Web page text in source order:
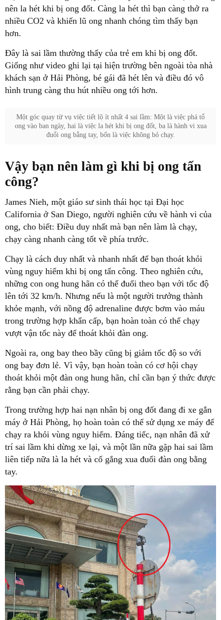
nên la hét khi bị ong đốt. Càng la hét thì bạn càng thở ra
nhiều CO2 và khiến lũ ong nhanh chóng tìm thấy bạn
hơn.
Đây là sai lầm thường thấy của trẻ em khi bị ong đốt.
Giống như video ghi lại tại hiện trường bên ngoài tòa nhà
khách sạn ở Hải Phòng, bé gái đã hét lên và điều đó vô
hình trung càng thu hút nhiều ong tới hơn.
Một góc quay từ vụ việc tiết lộ ít nhất 4 sai lầm: Một là việc phá tổ
ong vào ban ngày, hai là việc la hét khi bị ong đốt, ba là hành vi xua
đuổi ong bằng tay, bốn là việc không bỏ chạy.
Vậy bạn nên làm gì khi bị ong tấn
công?
James Nieh, một giáo sư sinh thái học tại Đại học
California ở San Diego, người nghiên cứu về hành vi của
ong, cho biết: Điều duy nhất mà bạn nên làm là chạy,
chạy càng nhanh càng tốt về phía trước.
Chạy là cách duy nhất và nhanh nhất để bạn thoát khỏi
vùng nguy hiểm khi bị ong tấn công. Theo nghiên cứu,
những con ong hung hãn có thể đuổi theo bạn với tốc độ
lên tới 32 km/h. Nhưng nếu là một người trưởng thành
khỏe mạnh, với nồng độ adrenaline được bơm vào máu
trong trường hợp khẩn cấp, bạn hoàn toàn có thể chạy
vượt vận tốc này để thoát khỏi đàn ong.
Ngoài ra, ong bay theo bầy cũng bị giảm tốc độ so với
ong bay đơn lẻ. Vì vậy, bạn hoàn toàn có cơ hội chạy
thoát khỏi một đàn ong hung hãn, chỉ cần bạn ý thức được
rằng bạn cần phải chạy.
Trong trường hợp hai nạn nhân bị ong đốt đang đi xe gắn
máy ở Hải Phòng, họ hoàn toàn có thể sử dụng xe máy để
chạy ra khỏi vùng nguy hiểm. Đáng tiếc, nạn nhân đã xử
trí sai lầm khi dừng xe lại, và một lần nữa gặp hai sai lầm
liên tiếp nữa là la hét và cố gắng xua đuổi đàn ong bằng
tay.